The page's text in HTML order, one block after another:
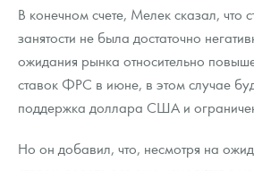
В конечном счете, Мелек сказал, что
занятости не была достаточно
ожидания рынка относительно
ставок ФРС в июне, в этом случае
поддержка доллара США и
Но он добавил, что, несмотря на